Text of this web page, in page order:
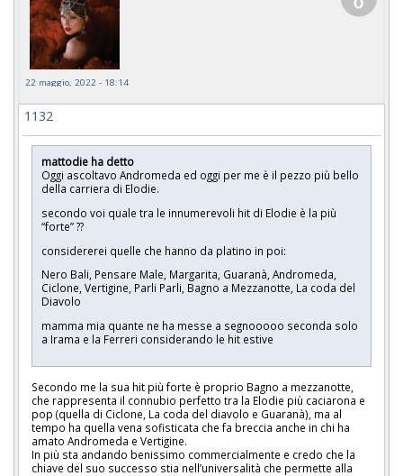
22 maggio, 2022 - 18:14
1132
mattodie ha detto
Oggi ascoltavo Andromeda ed oggi per me è il pezzo più bello
della carriera di Elodie.
secondo voi quale tra le innumerevoli hit di Elodie è la più
“forte” ??
considererei quelle che hanno da platino in poi:
Nero Bali, Pensare Male, Margarita, Guaranà, Andromeda,
Ciclone, Vertigine, Parli Parli, Bagno a Mezzanotte, La coda del
Diavolo
mamma mia quante ne ha messe a segnooooo seconda solo
a Irama e la Ferreri considerando le hit estive
Secondo me la sua hit più forte è proprio Bagno a mezzanotte,
che rappresenta il connubio perfetto tra la Elodie più caciarona e
pop (quella di Ciclone, La coda del diavolo e Guaranà), ma al
tempo ha quella vena sofisticata che fa breccia anche in chi ha
amato Andromeda e Vertigine.
In più sta andando benissimo commercialmente e credo che la
chiave del suo successo stia nell’universalità che permette alla